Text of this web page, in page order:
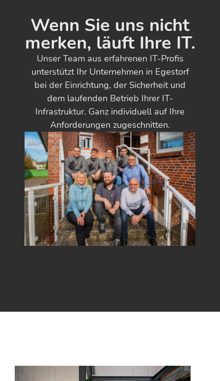
Wenn Sie uns nicht
merken, läuft Ihre IT.
Unser Team aus erfahrenen IT-Profis
unterstützt Ihr Unternehmen in Egestorf
bei der Einrichtung, der Sicherheit und
dem laufenden Betrieb Ihrer IT-
Infrastruktur. Ganz individuell auf Ihre
Anforderungen zugeschnitten.